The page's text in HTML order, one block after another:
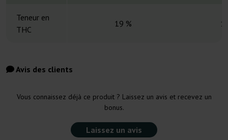
Teneur en
THC
19 %
Avis des clients
Vous connaissez déjà ce produit ? Laissez un avis et recevez un
bonus.
Laissez un avis